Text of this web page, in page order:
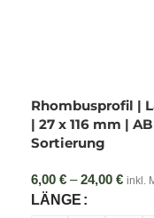
Ab
Der Rabatt
abgezogen
Holzsortiment,
Rhombusprofil |
| 27 x 116 mm | AB
Sortierung
6,00 € –24,00 € inkl.
LÄNGE